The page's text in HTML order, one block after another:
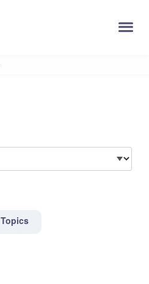
Topics